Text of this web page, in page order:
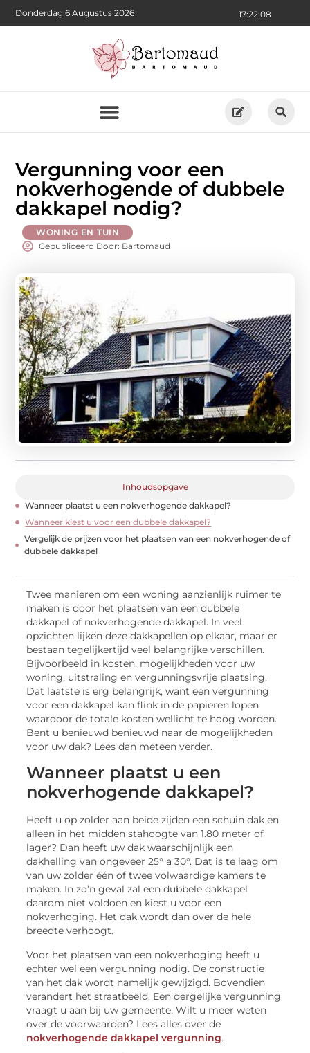
17:22:10
Donderdag 6 Augustus 2026
Vergunning voor een
nokverhogende of dubbele
dakkapel nodig?
WONING EN TUIN
Gepubliceerd Door: Bartomaud
Inhoudsopgave
Wanneer plaatst u een nokverhogende dakkapel?
Wanneer kiest u voor een dubbele dakkapel?
Vergelijk de prijzen voor het plaatsen van een nokverhogende of
dubbele dakkapel
Twee manieren om een woning aanzienlijk ruimer te
maken is door het plaatsen van een dubbele
dakkapel of nokverhogende dakkapel. In veel
opzichten lijken deze dakkapellen op elkaar, maar er
bestaan tegelijkertijd veel belangrijke verschillen.
Bijvoorbeeld in kosten, mogelijkheden voor uw
woning, uitstraling en vergunningsvrije plaatsing.
Dat laatste is erg belangrijk, want een vergunning
voor een dakkapel kan flink in de papieren lopen
waardoor de totale kosten wellicht te hoog worden.
Bent u benieuwd benieuwd naar de mogelijkheden
voor uw dak? Lees dan meteen verder.
Wanneer plaatst u een
nokverhogende dakkapel?
Heeft u op zolder aan beide zijden een schuin dak en
alleen in het midden stahoogte van 1.80 meter of
lager? Dan heeft uw dak waarschijnlijk een
dakhelling van ongeveer 25° a 30°. Dat is te laag om
van uw zolder één of twee volwaardige kamers te
maken. In zo’n geval zal een dubbele dakkapel
daarom niet voldoen en kiest u voor een
nokverhoging. Het dak wordt dan over de hele
breedte verhoogt.
Voor het plaatsen van een nokverhoging heeft u
echter wel een vergunning nodig. De constructie
van het dak wordt namelijk gewijzigd. Bovendien
verandert het straatbeeld. Een dergelijke vergunning
vraagt u aan bij uw gemeente. Wilt u meer weten
over de voorwaarden? Lees alles over de
nokverhogende dakkapel vergunning.